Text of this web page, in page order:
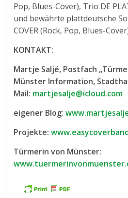
Pop, Blues-Cover), Trio DE
und bewährte plattdeutsche
COVER (Rock, Pop, Blues-
KONTAKT:
Martje Saljé, Postfach
Münster Information,
Mail: martjesalje@icloud.com
eigener Blog:
Projekte:
Türmerin von Münster: